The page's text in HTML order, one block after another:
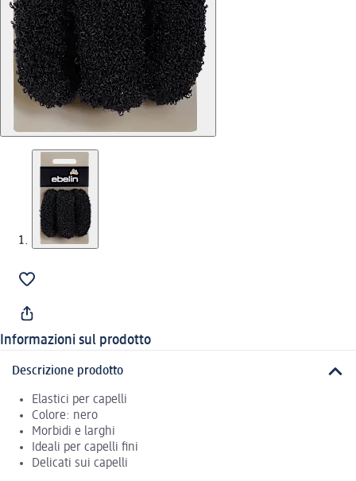
Informazioni sul prodotto
Descrizione prodotto
Elastici per capelli
Colore: nero
Morbidi e larghi
Ideali per capelli fini
Delicati sui capelli